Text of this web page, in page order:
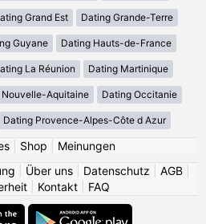
Grand Est Dating Grande-Terre
Guyane Dating Hauts-de-France
La Réunion Dating Martinique
Nouvelle-Aquitaine Dating Occitanie
Dating Provence-Alpes-Côte d Azur
| Shop
Meinungen
Über uns Datenschutz AGB
Kontakt FAQ